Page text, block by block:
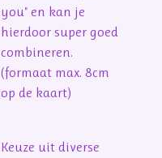
you" en kan je
hierdoor super goed
combineren.
(formaat max. 8cm
op de kaart)
Keuze uit diverse